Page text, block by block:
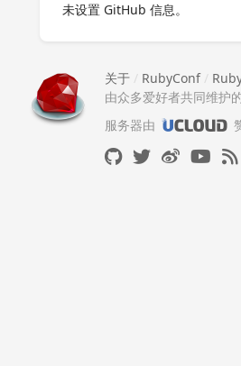
未设置 GitHub 信息。
关于 / RubyConf/
由众多爱好者共同维护
服务器由